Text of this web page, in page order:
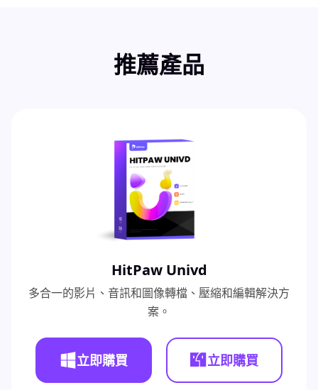
推薦產品
HitPaw Univd
多合一的影片、音訊和圖像轉檔、壓縮和編輯解決方
案。
立即購買 立即購買